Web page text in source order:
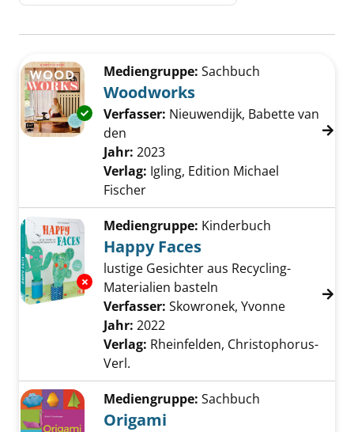
Zu den Suchfiltern springen
Exemplar-Details von Woodworks anzeigen
Mediengruppe: Sachbuch
Woodworks
Verfasser: Nieuwendijk, Babette van
den
Jahr: 2023
Verlag: Igling, Edition Michael
Fischer
Exemplar-Details von Happy Faces anzeigen
Mediengruppe: Kinderbuch
Happy Faces
lustige Gesichter aus Recycling-
Materialien basteln
Verfasser: Skowronek, Yvonne
Jahr: 2022
Verlag: Rheinfelden, Christophorus-
Verl.
Mediengruppe: Sachbuch
Origami